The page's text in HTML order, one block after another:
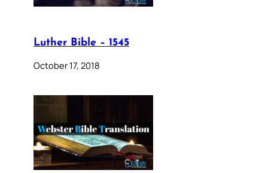
Luther Bible – 1545
October 17, 2018